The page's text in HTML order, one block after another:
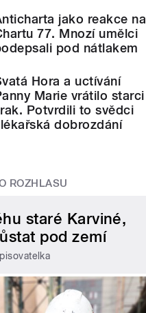
jako reakce na
77. Mnozí umělci
pod nátlakem
Hora a uctívání
Marie vrátilo starci
Potvrdili to svědci
dobrozdání
ROZHLASU
staré Karviné,
pod zemí